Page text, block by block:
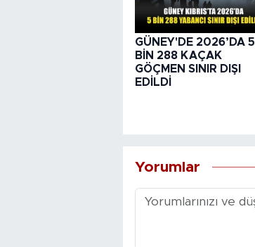
GÜNEY'DE 2026’DA 5
BİN 288 KAÇAK
GÖÇMEN SINIR DIŞI
EDİLDİ
Yorumlar